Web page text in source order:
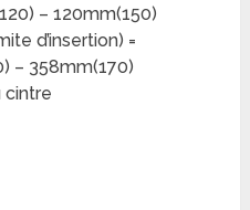
– 120mm(150)
d’insertion) =
– 358mm(170)
cintre